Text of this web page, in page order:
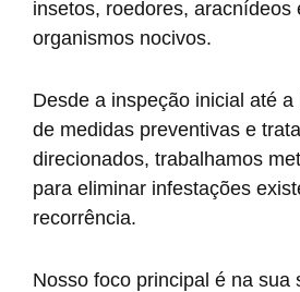
insetos, roedores, aracnídeos
organismos nocivos.
Desde a inspeção inicial até
de medidas preventivas e
direcionados, trabalhamos
para eliminar infestações
recorrência.
Nosso foco principal é na sua